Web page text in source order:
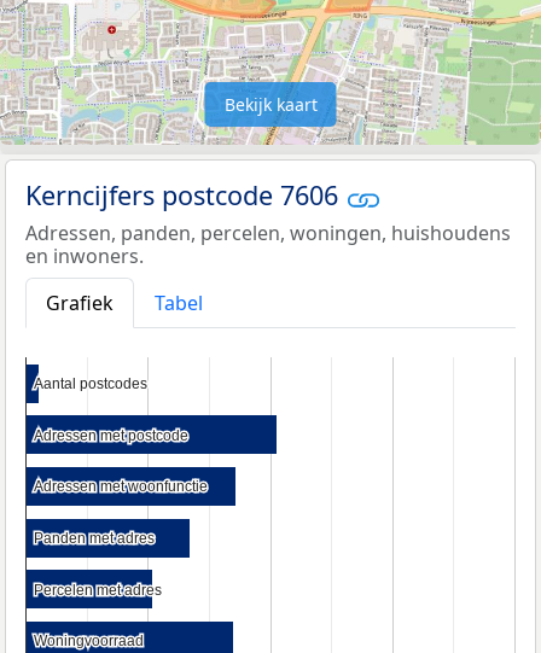
Bekijk kaart
Kerncijfers postcode 7606
Adressen, panden, percelen, woningen, huishoudens
en inwoners.
Grafiek
Tabel
Aantal postcodes
Aantal postcodes
Adressen met postcode
Adressen met postcode
Adressen met woonfunctie
Adressen met woonfunctie
Panden met adres
Panden met adres
Percelen met adres
Percelen met adres
Woningvoorraad
Woningvoorraad